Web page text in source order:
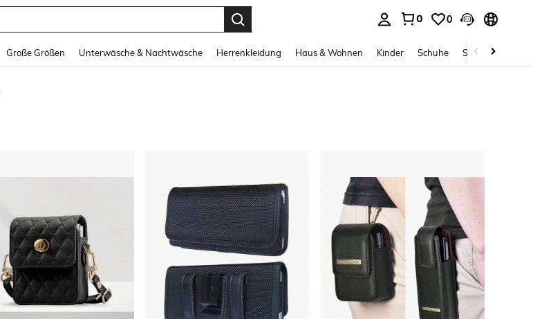
0 0
Große Größen Unterwäsche & Nachtwäsche Herrenkleidung Haus & Wohnen Kinder Schuhe Schmuck &